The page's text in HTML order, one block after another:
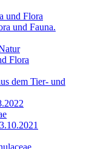
und Flora
und Fauna.
Flora
dem Tier- und